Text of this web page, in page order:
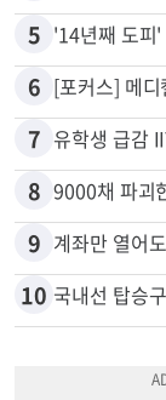
5
6
7 유학생 급감
8
9
10